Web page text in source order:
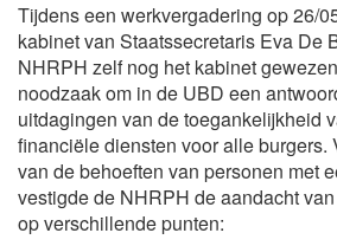
Tijdens een werkvergadering op 26/
kabinet van Staatssecretaris Eva De
NHRPH zelf nog het kabinet
noodzaak om in de UBD een
uitdagingen van de toegankelijkheid
financiële diensten voor alle burgers.
van de behoeften van personen met
vestigde de NHRPH de aandacht
op verschillende punten: